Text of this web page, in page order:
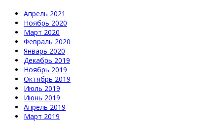
Апрель 2021
Ноябрь 2020
Март 2020
Февраль 2020
Январь 2020
Декабрь 2019
Ноябрь 2019
Октябрь 2019
Июль 2019
Июнь 2019
Апрель 2019
Март 2019